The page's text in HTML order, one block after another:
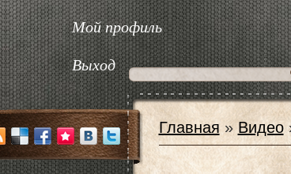
Мой профиль
Выход
Главная »Видео